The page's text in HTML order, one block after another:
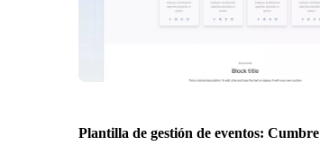
Plantilla de gestión de eventos: Cumbre